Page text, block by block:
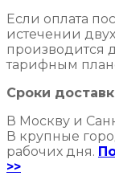
Если оплата
истечении
производится
тарифным
Сроки
В Москву и
В крупные
рабочих дня.
>>